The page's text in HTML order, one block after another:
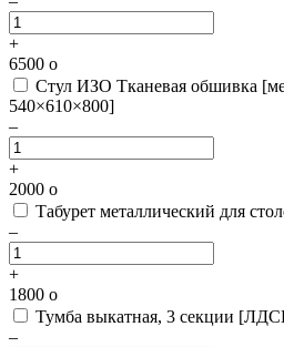
+
6500 o
Стул ИЗО Тканевая обшивка
540×610×800]
–
+
2000 o
Табурет металлический для
–
+
1800 o
Тумба выкатная, 3 секции
–